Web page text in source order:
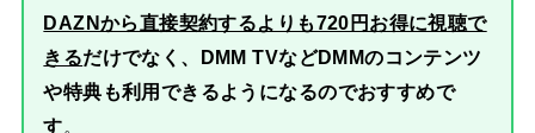
DAZNから直接契約するよりも720円お得に視聴で
きるだけでなく、DMM TVなどDMMのコンテンツ
や特典も利用できるようになるのでおすすめで
す。